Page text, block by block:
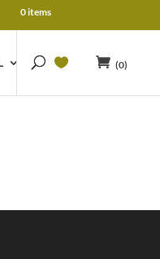
0 items
(0)